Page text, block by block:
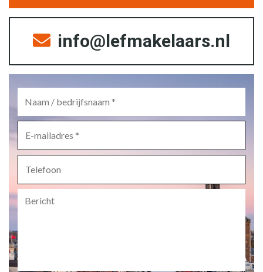
info@lefmakelaars.nl
mailadres *